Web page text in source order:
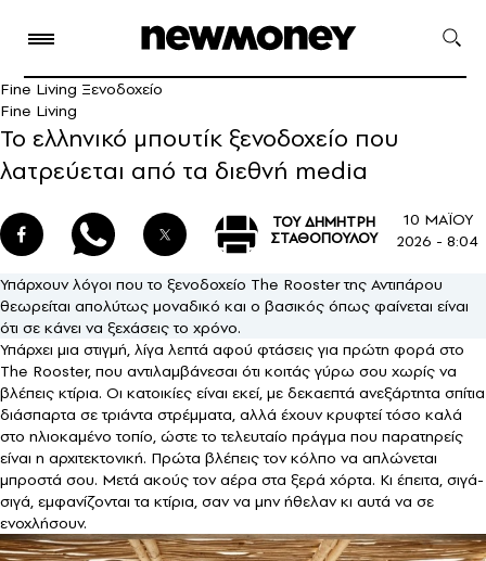
Fine Living Ξενοδοχείο
Fine Living
Το ελληνικό μπουτίκ ξενοδοχείο που
λατρεύεται από τα διεθνή media
ΤΟΥ ΔΗΜΗΤΡΗ
ΣΤΑΘΟΠΟΥΛΟΥ
10 ΜΑΪΟΥ
2026 - 8:04
Υπάρχουν λόγοι που το ξενοδοχείο The Rooster της Αντιπάρου
θεωρείται απολύτως μοναδικό και ο βασικός όπως φαίνεται είναι
ότι σε κάνει να ξεχάσεις το χρόνο.
Υπάρχει μια στιγμή, λίγα λεπτά αφού φτάσεις για πρώτη φορά στο
The Rooster, που αντιλαμβάνεσαι ότι κοιτάς γύρω σου χωρίς να
βλέπεις κτίρια. Οι κατοικίες είναι εκεί, με δεκαεπτά ανεξάρτητα σπίτια
διάσπαρτα σε τριάντα στρέμματα, αλλά έχουν κρυφτεί τόσο καλά
στο ηλιοκαμένο τοπίο, ώστε το τελευταίο πράγμα που παρατηρείς
είναι η αρχιτεκτονική. Πρώτα βλέπεις τον κόλπο να απλώνεται
μπροστά σου. Μετά ακούς τον αέρα στα ξερά χόρτα. Κι έπειτα, σιγά-
σιγά, εμφανίζονται τα κτίρια, σαν να μην ήθελαν κι αυτά να σε
ενοχλήσουν.